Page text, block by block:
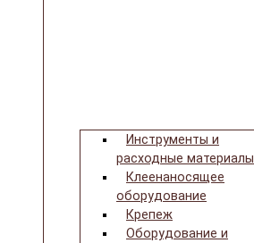
Инструменты и
расходные материалы
Клеенаносящее
оборудование
Крепеж
Оборудование и